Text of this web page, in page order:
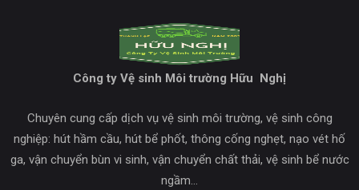
Công ty Vệ sinh Môi trường Hữu Nghị
Chuyên cung cấp dịch vụ vệ sinh môi trường, vệ sinh công
nghiệp: hút hầm cầu, hút bể phốt, thông cống nghẹt, nạo vét hố
ga, vận chuyển bùn vi sinh, vận chuyển chất thải, vệ sinh bể nước
ngầm…